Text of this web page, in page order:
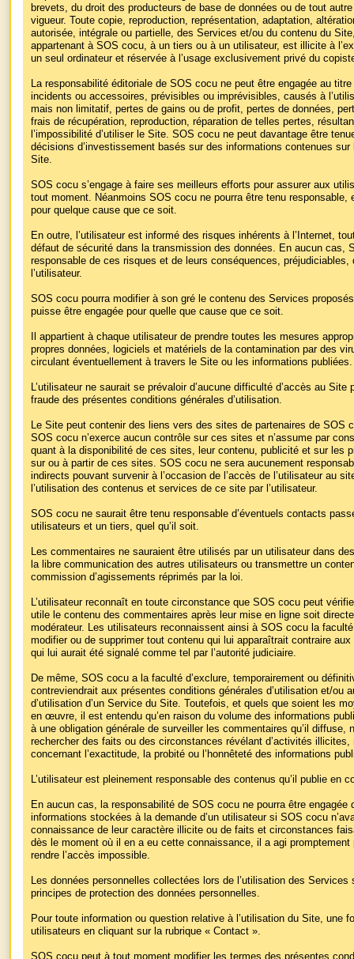
brevets, du droit des producteurs de base de données ou de tout
vigueur. Toute copie, reproduction, représentation, adaptation,
autorisée, intégrale ou partielle, des Services et/ou du contenu du
appartenant à SOS cocu, à un tiers ou à un utilisateur, est illicite à
un seul ordinateur et réservée à l’usage exclusivement privé du
La responsabilité éditoriale de SOS cocu ne peut être engagée au
incidents ou accessoires, prévisibles ou imprévisibles, causés à
mais non limitatif, pertes de gains ou de profit, pertes de données,
frais de récupération, reproduction, réparation de telles pertes,
l’impossibilité d’utiliser le Site. SOS cocu ne peut davantage être
décisions d’investissement basés sur des informations contenues
Site.
SOS cocu s’engage à faire ses meilleurs efforts pour assurer aux
tout moment. Néanmoins SOS cocu ne pourra être tenu responsable,
pour quelque cause que ce soit.
En outre, l’utilisateur est informé des risques inhérents à l’Internet,
défaut de sécurité dans la transmission des données. En aucun cas,
responsable de ces risques et de leurs conséquences, préjudiciables,
l’utilisateur.
SOS cocu pourra modifier à son gré le contenu des Services
puisse être engagée pour quelle que cause que ce soit.
Il appartient à chaque utilisateur de prendre toutes les mesures
propres données, logiciels et matériels de la contamination par des
circulant éventuellement à travers le Site ou les informations publiées.
L’utilisateur ne saurait se prévaloir d’aucune difficulté d’accès au Site
fraude des présentes conditions générales d’utilisation.
Le Site peut contenir des liens vers des sites de partenaires de SOS
SOS cocu n’exerce aucun contrôle sur ces sites et n’assume par
quant à la disponibilité de ces sites, leur contenu, publicité et sur les
sur ou à partir de ces sites. SOS cocu ne sera aucunement
indirects pouvant survenir à l’occasion de l’accès de l’utilisateur au
l’utilisation des contenus et services de ce site par l’utilisateur.
SOS cocu ne saurait être tenu responsable d’éventuels contacts
utilisateurs et un tiers, quel qu’il soit.
Les commentaires ne sauraient être utilisés par un utilisateur dans
la libre communication des autres utilisateurs ou transmettre un
commission d’agissements réprimés par la loi.
L’utilisateur reconnaît en toute circonstance que SOS cocu peut
utile le contenu des commentaires après leur mise en ligne soit
modérateur. Les utilisateurs reconnaissent ainsi à SOS cocu la
modifier ou de supprimer tout contenu qui lui apparaîtrait contraire
qui lui aurait été signalé comme tel par l’autorité judiciaire.
De même, SOS cocu a la faculté d’exclure, temporairement ou
contreviendrait aux présentes conditions générales d’utilisation et/ou
d’utilisation d’un Service du Site. Toutefois, et quels que soient les
en œuvre, il est entendu qu’en raison du volume des informations
à une obligation générale de surveiller les commentaires qu’il diffuse,
rechercher des faits ou des circonstances révélant d’activités illicites,
concernant l’exactitude, la probité ou l’honnêteté des informations
L’utilisateur est pleinement responsable des contenus qu’il publie en
En aucun cas, la responsabilité de SOS cocu ne pourra être
informations stockées à la demande d’un utilisateur si SOS cocu
connaissance de leur caractère illicite ou de faits et circonstances
dès le moment où il en a eu cette connaissance, il a agi promptement
rendre l’accès impossible.
Les données personnelles collectées lors de l’utilisation des
principes de protection des données personnelles.
Pour toute information ou question relative à l’utilisation du Site, une
utilisateurs en cliquant sur la rubrique « Contact ».
SOS cocu peut à tout moment modifier les termes des présentes